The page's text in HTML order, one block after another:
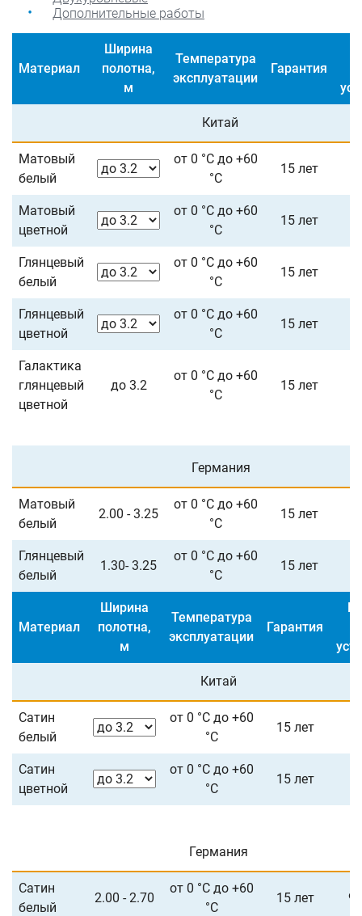
Дополнительные работы
Материал
Ширина
полотна,
м
Температура
эксплуатации
Гарантия
Китай
Матовый
белый
от 0 °С до +60
°С
15 лет
Матовый
цветной
от 0 °С до +60
°С
15 лет
Глянцевый
белый
от 0 °С до +60
°С
15 лет
Глянцевый
цветной
от 0 °С до +60
°С
15 лет
Галактика
глянцевый
цветной
до 3.2
от 0 °С до +60
°С
15 лет
Германия
Матовый
белый
2.00 - 3.25
от 0 °С до +60
°С
15 лет
Глянцевый
белый
1.30- 3.25
от 0 °С до +60
°С
15 лет
Материал
Ширина
полотна,
м
Температура
эксплуатации
Гарантия
Китай
Сатин
белый
от 0 °С до +60
°С
15 лет
Сатин
цветной
от 0 °С до +60
°С
15 лет
Германия
Сатин
белый
2.00 - 2.70
от 0 °С до +60
°С
15 лет